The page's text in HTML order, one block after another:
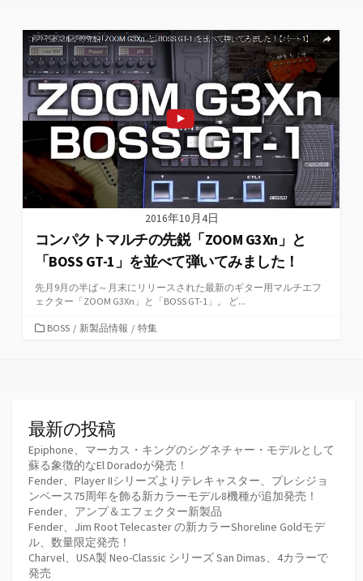
2016年10月4日
コンパクトマルチの先鋭「ZOOM G3Xn」と
「BOSS GT-1」を並べて弾いてみました！
先月9月の半ば～月末にリリースされた最新のギター用マルチエフ
ェクター「ZOOM G3Xn」と「BOSS GT-1」。 ど...
カBOSS / 新製品情報 / 特集
最新の投稿
Epiphone、マーカス・キングのシグネチャー・モデルとして
蘇る象徴的なEl Doradoが発売！
Fender、Player IIシリーズよりテレキャスター、プレシジョ
ンベース75周年を飾る新カラーモデル8機種が追加発売！
Fender、アンプ＆エフェクター新製品
Fender、Jim Root Telecaster の新カラーShoreline Goldモデ
ル、数量限定発売！
Charvel、USA製 Neo-Classic シリーズ San Dimas、4カラーで
発売